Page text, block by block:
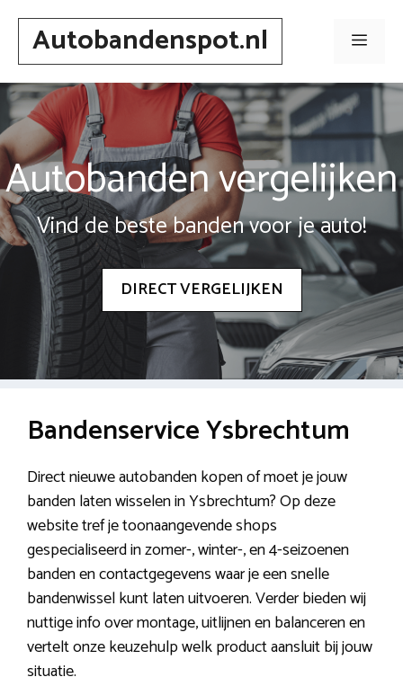
Spring
inhoudAutobandenspot.nl Menu
Autobanden vergelijken
Vind de beste banden voor je auto!
DIRECT VERGELIJKEN
Bandenservice Ysbrechtum
Direct nieuwe autobanden kopen of moet je jouw
banden laten wisselen in Ysbrechtum? Op deze
website tref je toonaangevende shops
gespecialiseerd in zomer-, winter-, en 4-seizoenen
banden en contactgegevens waar je een snelle
bandenwissel kunt laten uitvoeren. Verder bieden wij
nuttige info over montage, uitlijnen en balanceren en
vertelt onze keuzehulp welk product aansluit bij jouw
situatie.